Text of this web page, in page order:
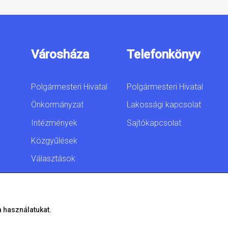
Városháza
Polgármesteri Hivatal
Önkormányzat
Intézmények
Közgyűlések
Választások
Telefonkönyv
Polgármesteri Hivatal
Lakossági kapcsolat
Sajtókapcsolat